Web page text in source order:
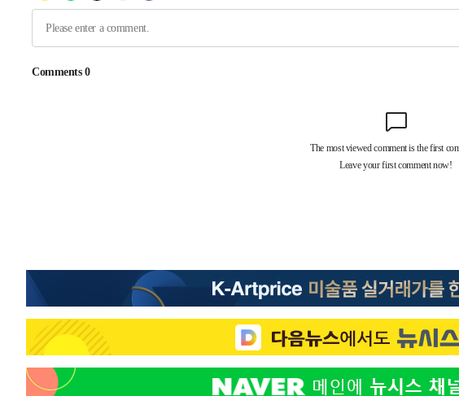
-8200초 전 >[속보]산업장관 "美무역법 제301조 과잉생산 결과 발표 8월 중 예상
-7993초 전 >[속보]코스피 매도사이드카 발동…4%대 급락
-4826초 전 >서울 열대야 15일째 지속…비공식 '초열대야' 30도 넘어
"韓 외환시장 개입 관측 배경엔 美의 대한국 무역적자 있어"
'월드컵 탈락 후폭풍' 축구협회…초유의 압수수색에 '충격·당황'
-26736초 전 >
[속보]원·달러 환율, 0.7원 내린 1423.8원 마감
-24335초 전 >"여기 떨어졌다"…다누리, 스페이스X 로켓 달 충돌 흔적 포착
-21380초 전 >
손흥민, 5경기 연속골 실패…LAFC는 승부차기 끝 과달라하라 격파
-13981초 전 > 내일까지 39도 '펄펄'…기상청 "태풍 지나며 폭염 잠시 꺾인다"
-13618초 전 >트럼프, 한국계 진보 주지사 후보 맹공…"공산주의가 최대 위협"